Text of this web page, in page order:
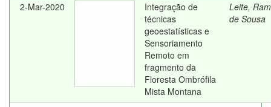
2-Mar-2020
Integração de
técnicas
geoestatísticas e
Sensoriamento
Remoto em
fragmento da
Floresta Ombrófila
Mista Montana
Leite,
de Sousa